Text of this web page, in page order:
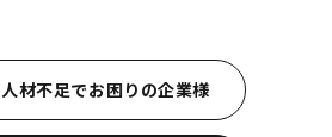
人材不足でお困りの企業様